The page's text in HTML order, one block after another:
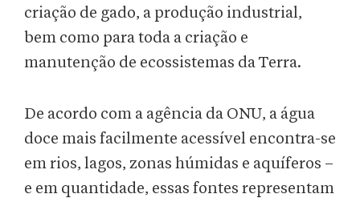
criação de gado, a produção industrial,
bem como para toda a criação e
manutenção de ecossistemas da Terra.
De acordo com a agência da ONU, a água
doce mais facilmente acessível encontra-se
em rios, lagos, zonas húmidas e aquíferos –
e em quantidade, essas fontes representam